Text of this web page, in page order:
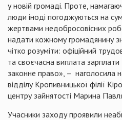
у новій громаді. Проте,
люди іноді погоджуються на
жертвами недобросовісних
надати кожному громадянину
чітко розуміти: офіційний
та своєчасна виплата зарплати
законне право», – наголосила
відділу Кропивницької філії
центру зайнятості Марина
Учасники заходу проявили